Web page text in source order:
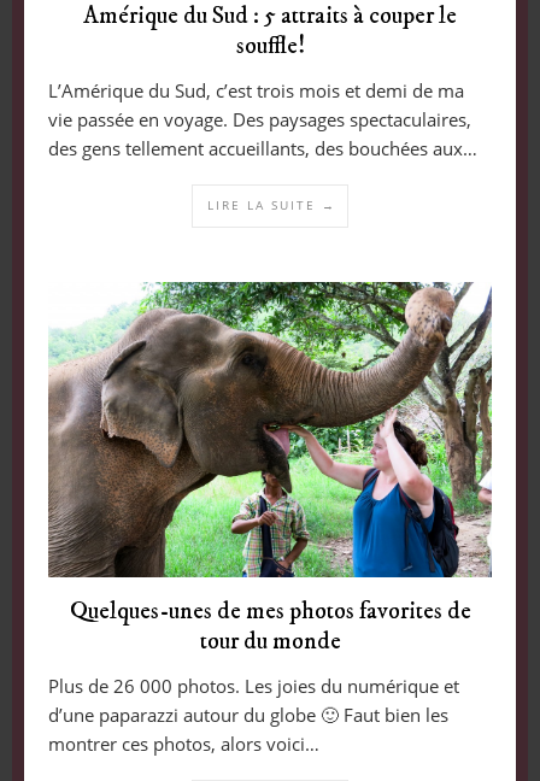
Amérique du Sud : 5 attraits à couper le
souffle!
L’Amérique du Sud, c’est trois mois et demi de ma
vie passée en voyage. Des paysages spectaculaires,
des gens tellement accueillants, des bouchées aux…
LIRE LA SUITE →
Quelques-unes de mes photos favorites de
tour du monde
Plus de 26 000 photos. Les joies du numérique et
d’une paparazzi autour du globe 🙂 Faut bien les
montrer ces photos, alors voici…